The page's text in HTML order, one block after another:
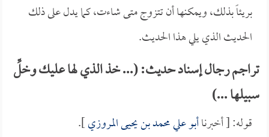
بريئاً بذلك، ويمكنها أن تتزوج متى شاءت، كما يدل على ذلك
الحديث الذي يلي هذا الحديث.
تراجم رجال إسناد حديث: (... خذ الذي لها عليك وخلِّ
سبيلها ...)
قوله: [ أخبرناأبو علي محمد بن يحيى المروزي].